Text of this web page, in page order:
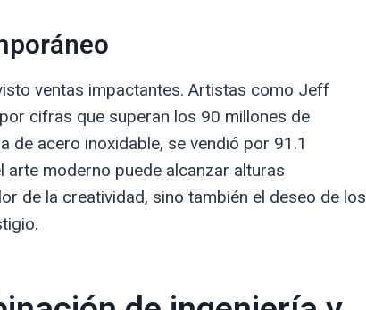
ventas impactantes. Artistas como Jeff
cifras que superan los 90 millones de
de acero inoxidable, se vendió por 91.1
moderno puede alcanzar alturas
de la creatividad, sino también el deseo de los